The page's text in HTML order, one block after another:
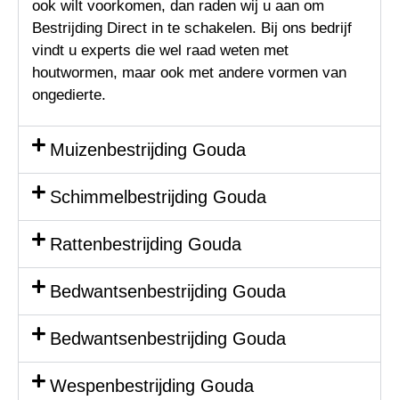
ook wilt voorkomen, dan raden wij u aan om
Bestrijding Direct in te schakelen. Bij ons bedrijf
vindt u experts die wel raad weten met
houtwormen, maar ook met andere vormen van
ongedierte.
Muizenbestrijding Gouda
Schimmelbestrijding Gouda
Rattenbestrijding Gouda
Bedwantsenbestrijding Gouda
Bedwantsenbestrijding Gouda
Wespenbestrijding Gouda